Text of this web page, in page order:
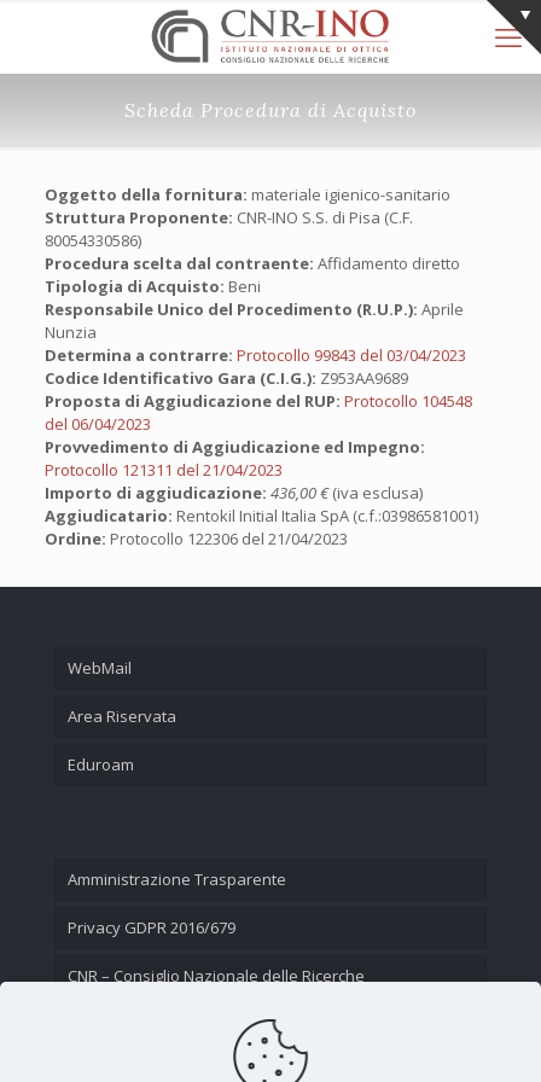
Scheda Procedura di Acquisto
Oggetto della fornitura: materiale igienico-sanitario
Struttura Proponente: CNR-INO S.S. di Pisa (C.F.
80054330586)
Procedura scelta dal contraente: Affidamento diretto
Tipologia di Acquisto: Beni
Responsabile Unico del Procedimento (R.U.P.): Aprile
Nunzia
Determina a contrarre: Protocollo 99843 del 03/04/2023
Codice Identificativo Gara (C.I.G.): Z953AA9689
Proposta di Aggiudicazione del RUP: Protocollo 104548
del 06/04/2023
Provvedimento di Aggiudicazione ed Impegno:
Protocollo 121311 del 21/04/2023
Importo di aggiudicazione: 436,00 €(iva esclusa)
Aggiudicatario: Rentokil Initial Italia SpA (c.f.:03986581001)
Ordine: Protocollo 122306 del 21/04/2023
WebMail
Area Riservata
Eduroam
Amministrazione Trasparente
Privacy GDPR 2016/679
CNR – Consiglio Nazionale delle Ricerche